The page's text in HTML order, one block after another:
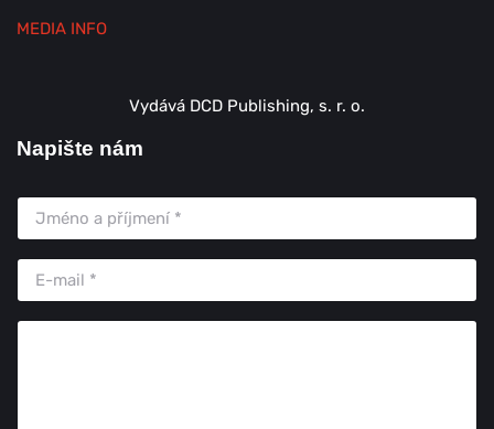
MEDIA INFO
Vydává DCD Publishing, s. r. o.
Napište nám